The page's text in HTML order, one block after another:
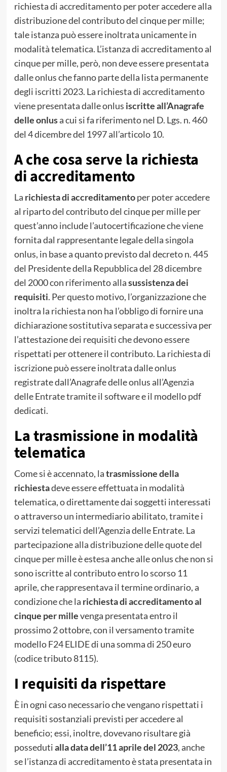
richiesta di accreditamento per poter accedere alla
distribuzione del contributo del cinque per mille;
tale istanza può essere inoltrata unicamente in
modalità telematica. L’istanza di accreditamento al
cinque per mille, però, non deve essere presentata
dalle onlus che fanno parte della lista permanente
degli iscritti 2023. La richiesta di accreditamento
viene presentata dalle onlus iscritte all’Anagrafe
delle onlusa cui si fa riferimento nel D. Lgs. n. 460
del 4 dicembre del 1997 all’articolo 10.
A che cosa serve la richiesta
di accreditamento
La richiesta di accreditamentoper poter accedere
al riparto del contributo del cinque per mille per
quest’anno include l’autocertificazione che viene
fornita dal rappresentante legale della singola
onlus, in base a quanto previsto dal decreto n. 445
del Presidente della Repubblica del 28 dicembre
del 2000 con riferimento allasussistenza dei
requisiti. Per questo motivo, l’organizzazione che
inoltra la richiesta non ha l’obbligo di fornire una
dichiarazione sostitutiva separata e successiva per
l’attestazione dei requisiti che devono essere
rispettati per ottenere il contributo. La richiesta di
iscrizione può essere inoltrata dalle onlus
registrate dall’Anagrafe delle onlus all’Agenzia
delle Entrate tramite il software e il modello pdf
dedicati.
La trasmissione in modalità
telematica
Come si è accennato, latrasmissione della
richiestadeve essere effettuata in modalità
telematica, o direttamente dai soggetti interessati
o attraverso un intermediario abilitato, tramite i
servizi telematici dell’Agenzia delle Entrate. La
partecipazione alla distribuzione delle quote del
cinque per mille è estesa anche alle onlus che non si
sono iscritte al contributo entro lo scorso 11
aprile, che rappresentava il termine ordinario, a
condizione che la richiesta di accreditamento al
cinque per millevenga presentata entro il
prossimo 2 ottobre, con il versamento tramite
modello F24 ELIDE di una somma di 250 euro
(codice tributo 8115).
I requisiti da rispettare
È in ogni caso necessario che vengano rispettati i
requisiti sostanziali previsti per accedere al
beneficio; essi, inoltre, dovevano risultare già
possedutialla data dell’11 aprile del 2023, anche
se l’istanza di accreditamento è stata presentata in